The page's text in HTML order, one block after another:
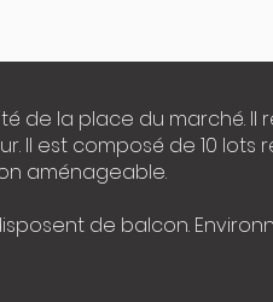
de la place du marché.
Il est composé de 10 lots
aménageable.
de balcon.